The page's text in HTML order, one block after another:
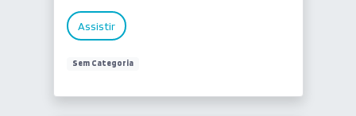
Assistir
Sem Categoria